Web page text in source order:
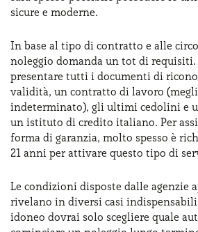
sicure e moderne.
In base al tipo di contratto e alle
noleggio domanda un tot di
presentare tutti i documenti di
validità, un contratto di lavoro
indeterminato), gli ultimi cedolini e
un istituto di credito italiano. Per
forma di garanzia, molto spesso è
21 anni per attivare questo tipo di
Le condizioni disposte dalle agenzie
rivelano in diversi casi
idoneo dovrai solo scegliere quale